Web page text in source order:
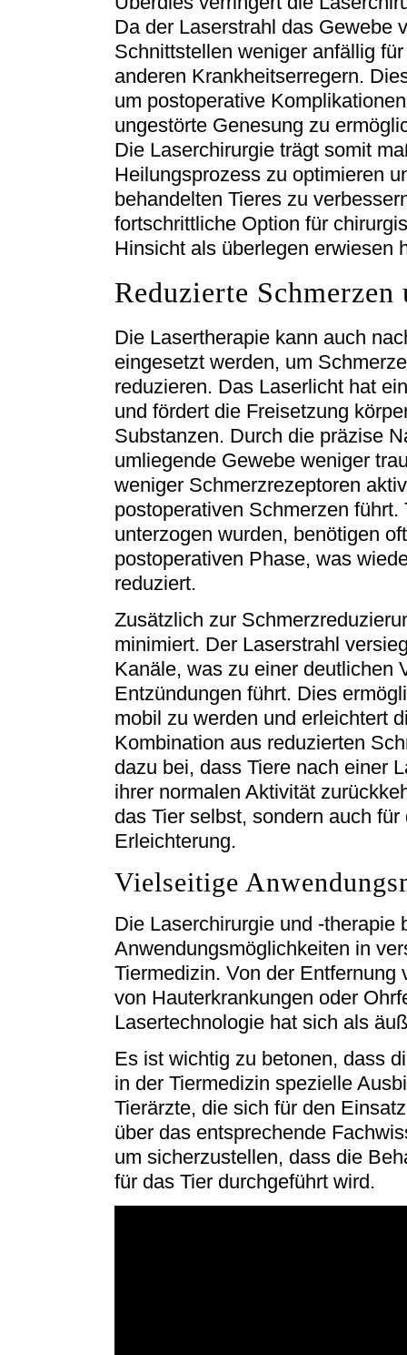
Da der Laserstrahl das Gewebe
Schnittstellen weniger anfällig
anderen Krankheitserregern.
um postoperative
ungestörte Genesung zu
Die Laserchirurgie trägt somit
Heilungsprozess zu optimieren
behandelten Tieres zu
fortschrittliche Option für
Hinsicht als überlegen erwiesen
Reduzierte
Die Lasertherapie kann auch
eingesetzt werden, um
reduzieren. Das Laserlicht hat
und fördert die Freisetzung
Substanzen. Durch die präzise
umliegende Gewebe weniger
weniger Schmerzrezeptoren
postoperativen Schmerzen
unterzogen wurden, benötigen
postoperativen Phase, was
reduziert.
Zusätzlich zur
minimiert. Der Laserstrahl
Kanäle, was zu einer deutlichen
Entzündungen führt. Dies
mobil zu werden und erleichtert
Kombination aus reduzierten
dazu bei, dass Tiere nach einer
ihrer normalen Aktivität
das Tier selbst, sondern auch
Erleichterung.
Vielseitige
Die Laserchirurgie und -therapie
Anwendungsmöglichkeiten in
Tiermedizin. Von der
von Hauterkrankungen oder
Lasertechnologie hat sich als
Es ist wichtig zu betonen, dass
in der Tiermedizin spezielle
Tierärzte, die sich für den
über das entsprechende
um sicherzustellen, dass die
für das Tier durchgeführt wird.